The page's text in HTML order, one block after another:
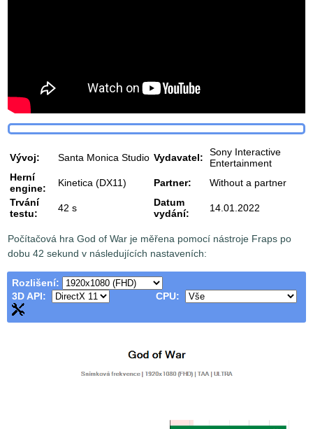
Vývoj: Santa Monica Studio Vydavatel:
Sony Interactive
Entertainment
Herní
engine:
Kinetica (DX11) Partner:
Without a partner
Trvání
testu:
42 s
Datum
vydání:
14.01.2022
Počítačová hra God of War je měřena pomocí nástroje Fraps po
dobu 42 sekund v následujících nastaveních:
Rozlišení:
3D API:
CPU: